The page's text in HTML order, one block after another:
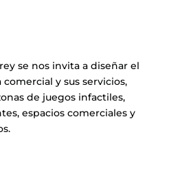
se nos invita a diseñar el
y sus servicios,
de juegos infactiles,
espacios comerciales y